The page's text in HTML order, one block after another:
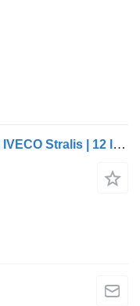
4462300252 huvudbromsventil till IVECO Stralis | 12 lastbil